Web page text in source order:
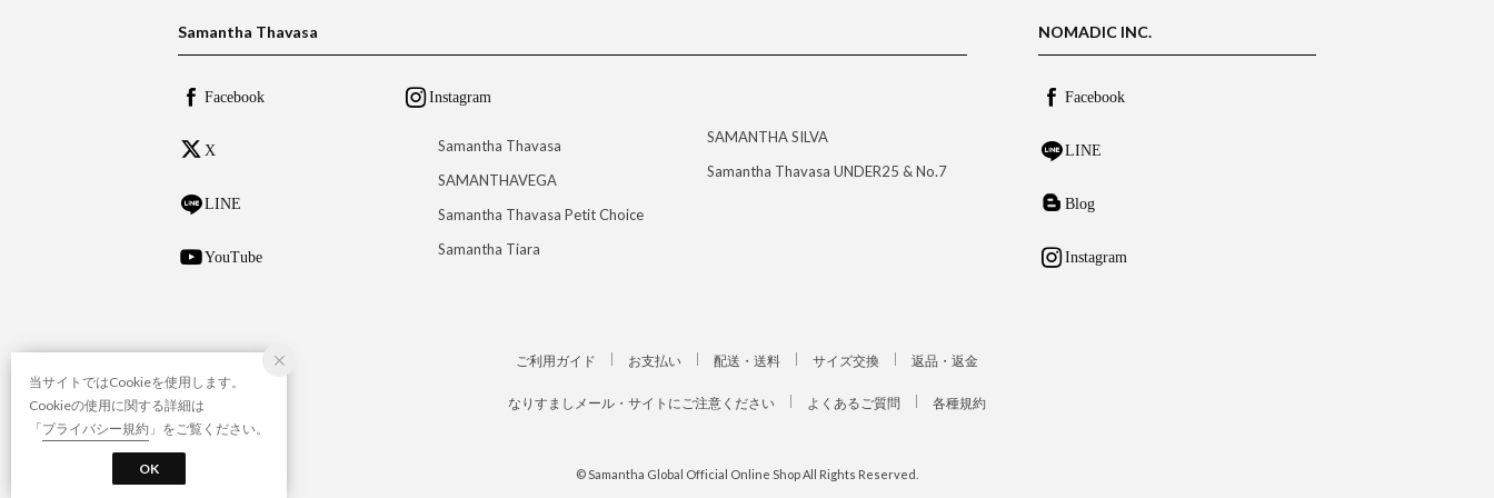
Samantha Thavasa
Facebook
X
LINE
YouTube
Instagram
Samantha Thavasa
SAMANTHAVEGA
Samantha Thavasa Petit Choice
Samantha Tiara
SAMANTHA SILVA
Samantha Thavasa UNDER25 & No.7
NOMADIC INC.
Facebook
LINE
Blog
Instagram
ご利用ガイド お支払い 配送・送料 サイズ交換 返品・返金
なりすましメール・サイトにご注意ください よくあるご質問 各種規約
© Samantha Global Official Online Shop All Rights Reserved.
当サイトではCookieを使用します。
Cookieの使用に関する詳細は
「プライバシー規約 」をご覧ください。
OK